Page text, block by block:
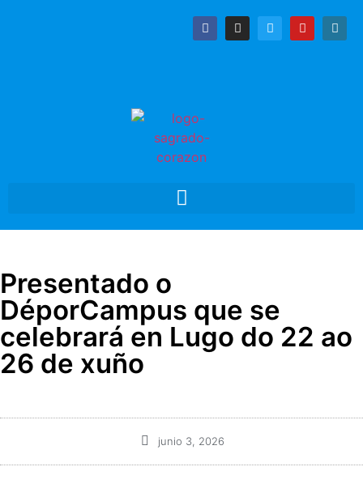
Presentado o
DéporCampus que se
celebrará en Lugo do 22 ao
26 de xuño
junio 3, 2026